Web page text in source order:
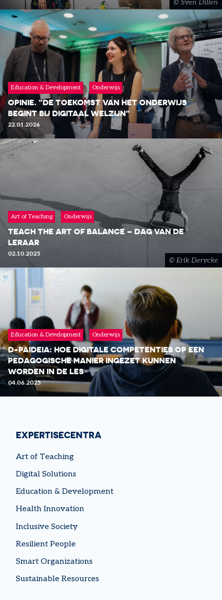
Sven Dillen
LEES MEER
Education & Development Onderwijs
OPINIE. "DE TOEKOMST VAN HET ONDERWIJS
BEGINT BIJ DIGITAAL WELZIJN"
22.01.2026
LEES MEER
Erik Derycke
Art of Teaching Onderwijs
TEACH THE ART OF BALANCE – DAG VAN DE
LERAAR
02.10.2025
LEES MEER
Education & Development Onderwijs
D-PAIDEIA: HOE DIGITALE COMPETENTIES OP EEN
PEDAGOGISCHE MANIER INGEZET KUNNEN
WORDEN IN DE LES
04.06.2025
EXPERTISECENTRA
Art of Teaching
Digital Solutions
Education & Development
Health Innovation
Inclusive Society
Resilient People
Smart Organizations
Sustainable Resources